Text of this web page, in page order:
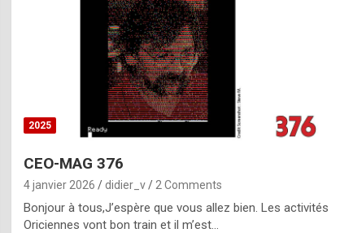
2025
CEO-MAG 376
4 janvier 2026 didier_v 2 Comments
Bonjour à tous,J’espère que vous allez bien. Les activités
Oriciennes vont bon train et il m’est…